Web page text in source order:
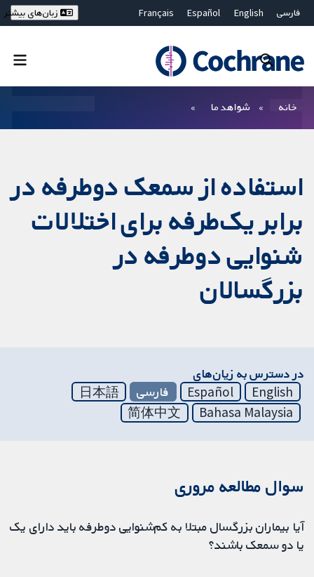
فارسی English
Español
Français
Bahasa Malaysia
ไทย
繁體中文
زبان‌های بیشتر
خانه شواهد ما
استفاده از سمعک دوطرفه در
برابر یک‌طرفه برای اختلالات
شنوایی دوطرفه در
بزرگسالان
در دسترس به زیان‌های
English
Español فارسی
日本語
Bahasa Malaysia
简体中文
سوال مطالعه مروری
آیا بیماران بزرگسال مبتلا به کم‌شنوایی دوطرفه باید دارای یک
یا دو سمعک باشند؟